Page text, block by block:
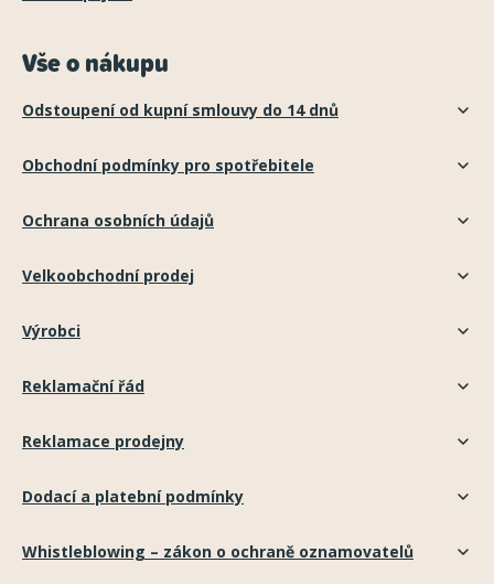
Vše o nákupu
Odstoupení od kupní smlouvy do 14 dnů
Obchodní podmínky pro spotřebitele
Ochrana osobních údajů
Velkoobchodní prodej
Výrobci
Reklamační řád
Reklamace prodejny
Dodací a platební podmínky
Whistleblowing – zákon o ochraně oznamovatelů